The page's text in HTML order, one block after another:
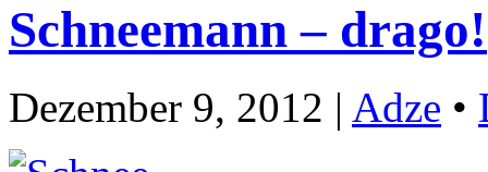
Schneemann – drago!
Dezember 9, 2012 | Adze •